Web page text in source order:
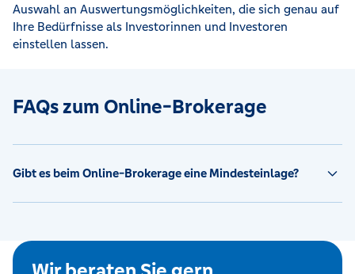
Auswahl an Auswertungsmöglichkeiten, die sich genau auf
Ihre Bedürfnisse als Investorinnen und Investoren
einstellen lassen.
FAQs zum Online-Brokerage
Gibt es beim Online-Brokerage eine Mindesteinlage?